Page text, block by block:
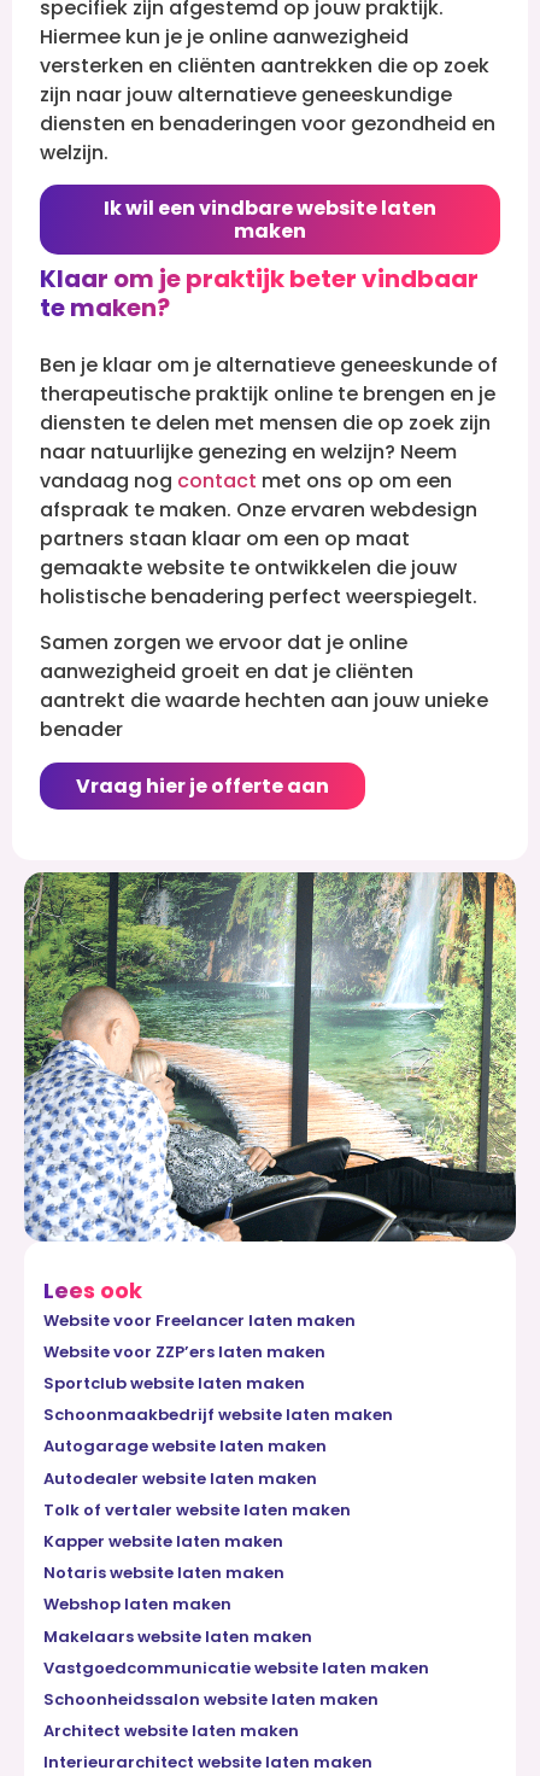
specifiek zijn afgestemd op jouw praktijk.
Hiermee kun je je online aanwezigheid
versterken en cliënten aantrekken die op zoek
zijn naar jouw alternatieve geneeskundige
diensten en benaderingen voor gezondheid en
welzijn.
Ik wil een vindbare website laten
maken
Klaar om je praktijk beter vindbaar
te maken?
Ben je klaar om je alternatieve geneeskunde of
therapeutische praktijk online te brengen en je
diensten te delen met mensen die op zoek zijn
naar natuurlijke genezing en welzijn? Neem
vandaag nog contact met ons op om een
afspraak te maken. Onze ervaren webdesign
partners staan klaar om een op maat
gemaakte website te ontwikkelen die jouw
holistische benadering perfect weerspiegelt.
Samen zorgen we ervoor dat je online
aanwezigheid groeit en dat je cliënten
aantrekt die waarde hechten aan jouw unieke
benader
Vraag hier je offerte aan
Lees ook
Website voor Freelancer laten maken
Website voor ZZP’ers laten maken
Sportclub website laten maken
Schoonmaakbedrijf website laten maken
Autogarage website laten maken
Autodealer website laten maken
Tolk of vertaler website laten maken
Kapper website laten maken
Notaris website laten maken
Webshop laten maken
Makelaars website laten maken
Vastgoedcommunicatie website laten maken
Schoonheidssalon website laten maken
Architect website laten maken
Interieurarchitect website laten maken